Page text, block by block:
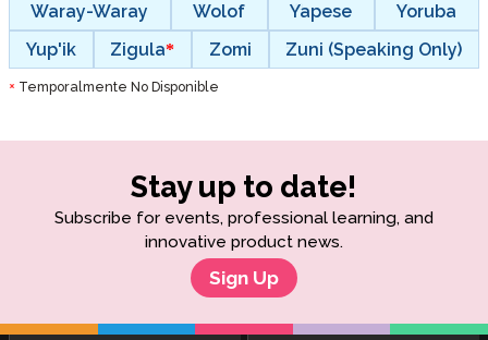
Waray-Waray
Wolof Yapese
Yoruba
Yup'ik
Zigula Zomi Zuni (Speaking Only)
* Temporalmente No Disponible
Stay up to date!
Subscribe for events, professional learning, and
innovative product news.
Sign Up